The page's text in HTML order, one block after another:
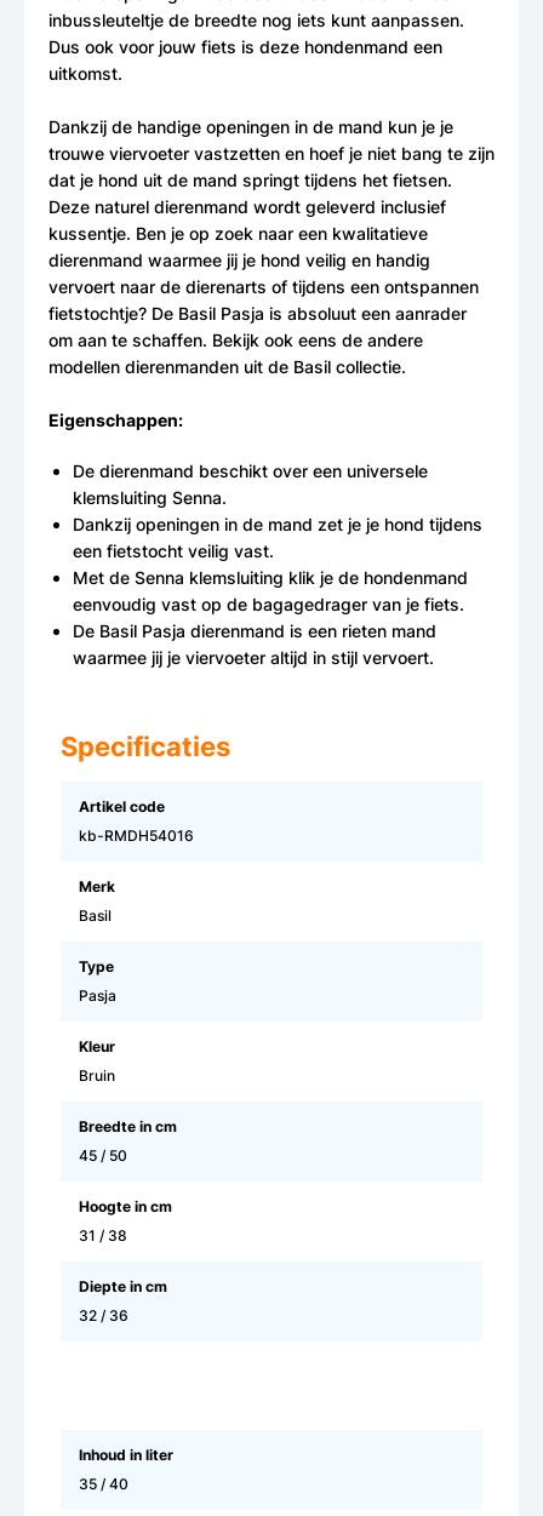
inbussleuteltje de breedte nog iets kunt aanpassen.
Dus ook voor jouw fiets is deze hondenmand een
uitkomst.
Dankzij de handige openingen in de mand kun je je
trouwe viervoeter vastzetten en hoef je niet bang te zijn
dat je hond uit de mand springt tijdens het fietsen.
Deze naturel dierenmand wordt geleverd inclusief
kussentje. Ben je op zoek naar een kwalitatieve
dierenmand waarmee jij je hond veilig en handig
vervoert naar de dierenarts of tijdens een ontspannen
fietstochtje? De Basil Pasja is absoluut een aanrader
om aan te schaffen. Bekijk ook eens de andere
modellen dierenmanden uit de Basil collectie.
Eigenschappen:
De dierenmand beschikt over een universele
klemsluiting Senna.
Dankzij openingen in de mand zet je je hond tijdens
een fietstocht veilig vast.
Met de Senna klemsluiting klik je de hondenmand
eenvoudig vast op de bagagedrager van je fiets.
De Basil Pasja dierenmand is een rieten mand
waarmee jij je viervoeter altijd in stijl vervoert.
Specificaties
Artikel code
kb-RMDH54016
Merk
Basil
Type
Pasja
Kleur
Bruin
Breedte in cm
45 / 50
Hoogte in cm
31 / 38
Diepte in cm
32 / 36
Inhoud in liter
35 / 40